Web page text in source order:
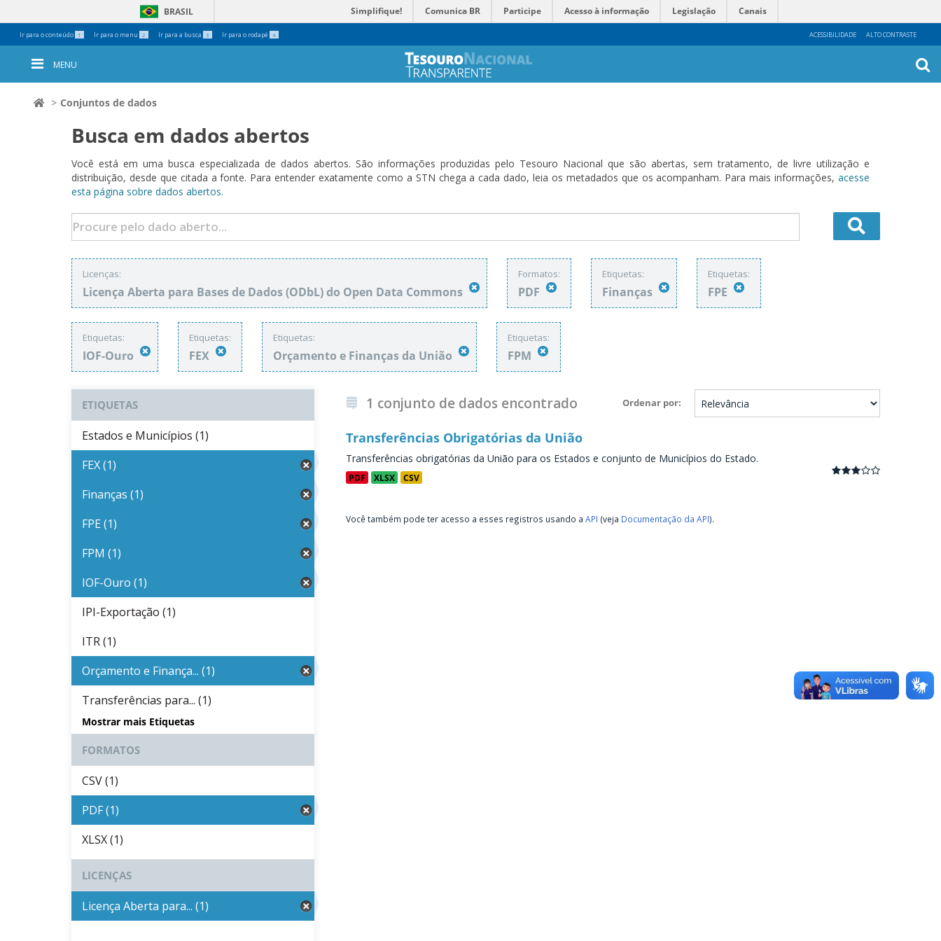
Ir para o conteúdo 1 Ir para o menu 2 Ir para a busca 3 Ir para o rodapé 4 ACESSIBILIDADE ALTO CONTRASTE
BRASIL Simplifique! Comunica BR Participe Acesso à informação Legislação Canais
Ferramentas
Pessoais
MENU
Conjuntos de dados
Busca em dados abertos
Você está em uma busca especializada de dados abertos. São informações produzidas pelo Tesouro Nacional que são abertas, sem tratamento, de livre utilização e
distribuição, desde que citada a fonte. Para entender exatamente como a STN chega a cada dado, leia os metadados que os acompanham. Para mais informações, acesse
esta página sobre dados abertos.
Licenças:
Licença Aberta para Bases de Dados (ODbL) do Open Data Commons
Formatos:
PDF
Etiquetas:
Finanças
Etiquetas:
FPE
Etiquetas:
IOF-Ouro
Etiquetas:
FEX
Etiquetas:
Orçamento e Finanças da União
Etiquetas:
FPM
Ordenar por
1 conjunto de dados encontrado
Transferências Obrigatórias da União
Transferências obrigatórias da União para os Estados e conjunto de Municípios do Estado.
PDF XLSX CSV
Você também pode ter acesso a esses registros usando a API (veja Documentação da API).
ETIQUETAS
Estados e Municípios (1)
FEX (1)
Finanças (1)
FPE (1)
FPM (1)
IOF-Ouro (1)
IPI-Exportação (1)
ITR (1)
Orçamento e Finança... (1)
Transferências para... (1)
Mostrar mais Etiquetas
FORMATOS
CSV (1)
PDF (1)
XLSX (1)
LICENÇAS
Licença Aberta para... (1)